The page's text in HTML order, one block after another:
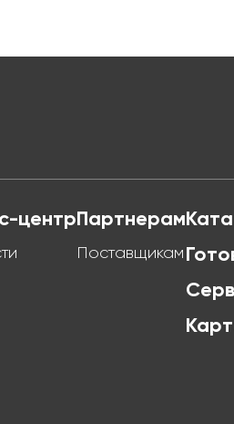
центрПартнерам
Поставщикам